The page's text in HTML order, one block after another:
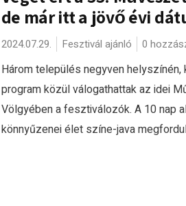
de már itt a jövő évi
2024.07.29. Fesztivál ajánló 0
Három település negyven
program közül válogathattak az idei
Völgyében a fesztiválozók. A 10 nap
könnyűzenei élet színe-java